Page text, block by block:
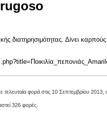
rugoso
διατηρησιμότητας. Δίνει καρπούς
φορά στις 10 Σεπτεμβρίου 2013,
326 φορές.